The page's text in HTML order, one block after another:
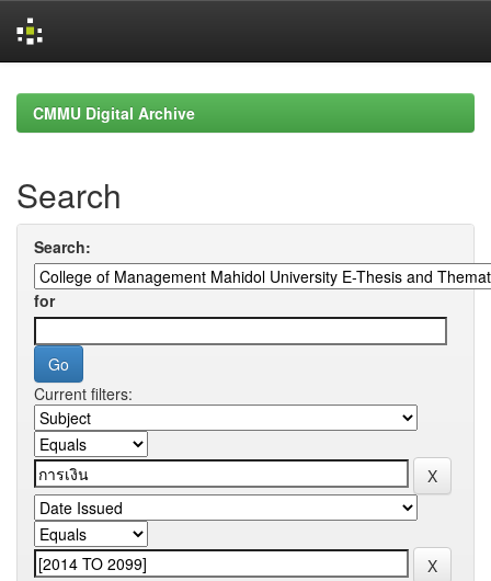
navigationCMMU Digital Archive
Search
Search:
for
Current filters: